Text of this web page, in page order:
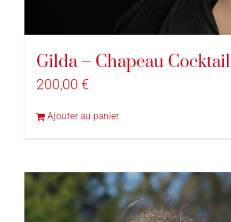
Gilda – Chapeau Cocktail
200,00 €
Ajouter au panier